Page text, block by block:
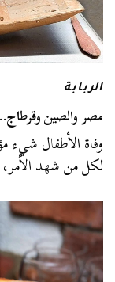
الربابة
مصر والصين
وفاة الأطفال شيء
لكل من شهد